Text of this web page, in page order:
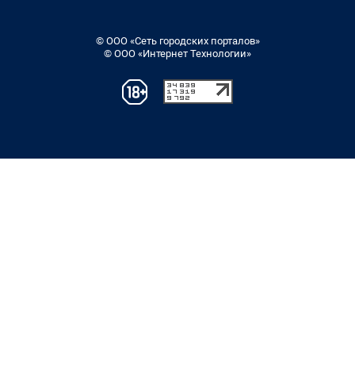
© ООО «Сеть городских порталов»
© ООО «Интернет Технологии»